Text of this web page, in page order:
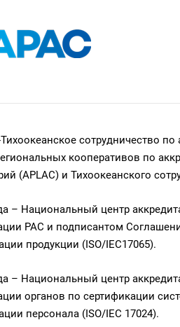
сотрудничество
кооперативов по
(APLAC) и Тихоокеанского
– Национальный центр
PAC и подписантом
продукции (ISO/IEC17065).
– Национальный центр
органов по сертификации
персонала (ISO/IEC 17024).